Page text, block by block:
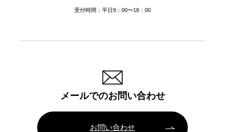
受付時間：平日9：00〜18：00
メールでのお問い合わせ
お問い合わせ